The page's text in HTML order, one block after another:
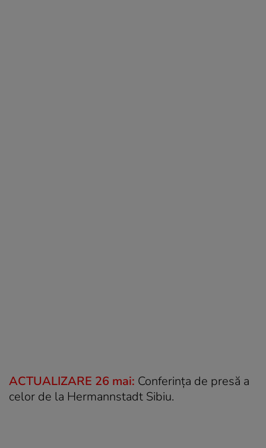
ACTUALIZARE 26 mai: Conferința de presă a
celor de la Hermannstadt Sibiu.